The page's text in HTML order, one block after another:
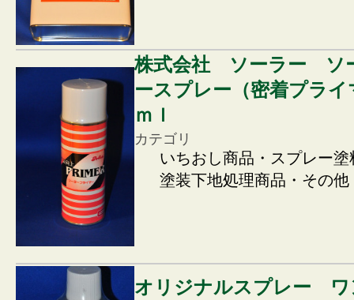
株式会社 ソーラー ソ
ースプレー（密着プラ
ｍｌ
カテゴリ
いちおし商品・スプレー
塗装下地処理商品・その他
オリジナルスプレー ワ